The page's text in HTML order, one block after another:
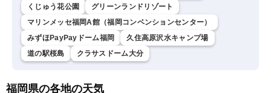
くじゅう花公園
グリーンランドリゾート
マリンメッセ福岡A館（福岡コンベンションセンター）
みずほPayPayドーム福岡
久住高原沢水キャンプ場
道の駅桜島
クラサスドーム大分
福岡県の各地の天気